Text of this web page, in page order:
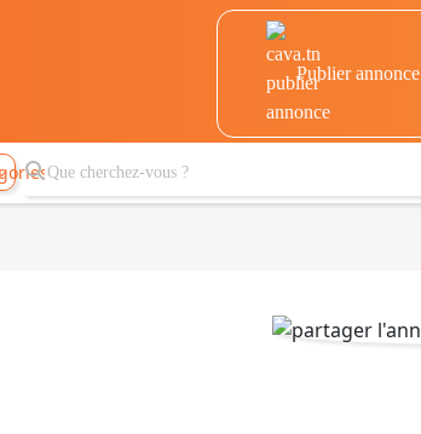
Publier annonce